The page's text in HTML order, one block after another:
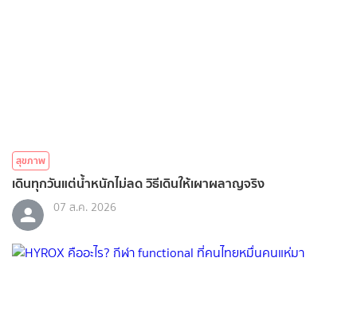
สุขภาพ
เดินทุกวันแต่น้ำหนักไม่ลด วิธีเดินให้เผาผลาญจริง
07 ส.ค. 2026